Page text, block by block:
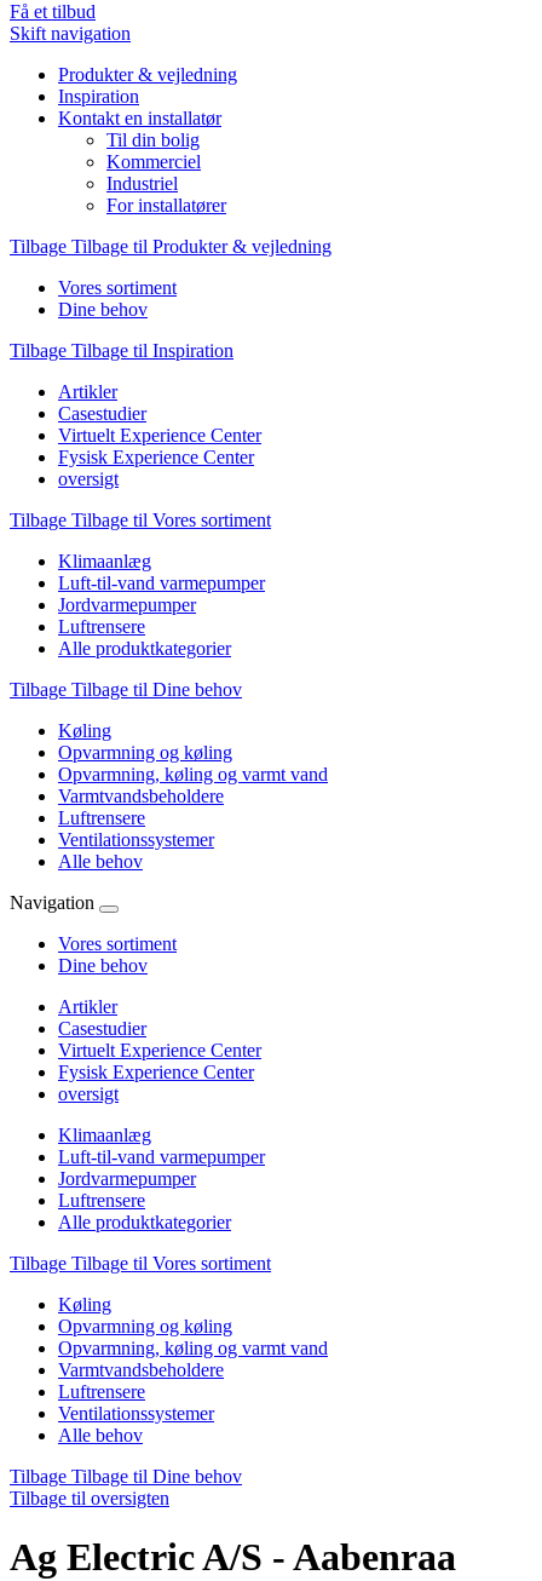
Få et tilbud
Skift navigation
Produkter & vejledning
Inspiration
Kontakt en installatør
Til din bolig
Kommerciel
Industriel
For installatører
Tilbage Tilbage til Produkter & vejledning
Vores sortiment
Dine behov
Tilbage Tilbage til Inspiration
Artikler
Casestudier
Virtuelt Experience Center
Fysisk Experience Center
oversigt
Tilbage Tilbage til Vores sortiment
Klimaanlæg
Luft-til-vand varmepumper
Jordvarmepumper
Luftrensere
Alle produktkategorier
Tilbage Tilbage til Dine behov
Køling
Opvarmning og køling
Opvarmning, køling og varmt vand
Varmtvandsbeholdere
Luftrensere
Ventilationssystemer
Alle behov
Navigation
Vores sortiment
Dine behov
Artikler
Casestudier
Virtuelt Experience Center
Fysisk Experience Center
oversigt
Klimaanlæg
Luft-til-vand varmepumper
Jordvarmepumper
Luftrensere
Alle produktkategorier
Tilbage Tilbage til Vores sortiment
Køling
Opvarmning og køling
Opvarmning, køling og varmt vand
Varmtvandsbeholdere
Luftrensere
Ventilationssystemer
Alle behov
Tilbage Tilbage til Dine behov
Tilbage til oversigten
Ag Electric A/S - Aabenraa